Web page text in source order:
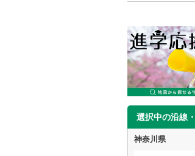
選択中の沿線
神奈川県